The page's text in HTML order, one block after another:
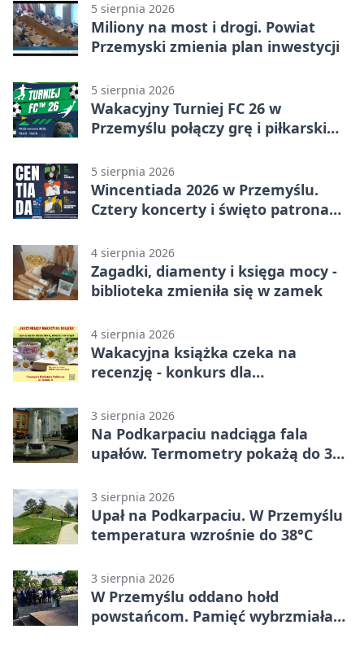
5 sierpnia 2026
Miliony na most i drogi. Powiat
Przemyski zmienia plan inwestycji
5 sierpnia 2026
Wakacyjny Turniej FC 26 w
Przemyślu połączy grę i piłkarski
5 sierpnia 2026
Wincentiada 2026 w Przemyślu.
Cztery koncerty i święto patrona
4 sierpnia 2026
Zagadki, diamenty i księga mocy -
biblioteka zmieniła się w zamek
4 sierpnia 2026
Wakacyjna książka czeka na
recenzję - konkurs dla
3 sierpnia 2026
Na Podkarpaciu nadciąga fala
upałów. Termometry pokażą do 36
3 sierpnia 2026
Upał na Podkarpaciu. W Przemyślu
temperatura wzrośnie do 38°C
3 sierpnia 2026
W Przemyślu oddano hołd
powstańcom. Pamięć wybrzmiała